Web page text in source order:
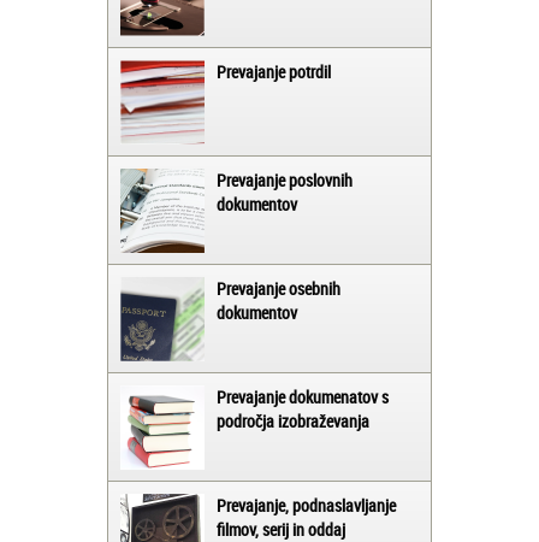
Prevajanje potrdil
Prevajanje poslovnih
dokumentov
Prevajanje osebnih
dokumentov
Prevajanje dokumenatov s
področja izobraževanja
Prevajanje, podnaslavljanje
filmov, serij in oddaj